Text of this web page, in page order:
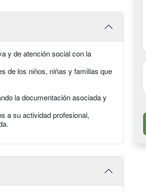
y de atención social con la
de los niños, niñas y familias que
la documentación asociada y
a su actividad profesional,